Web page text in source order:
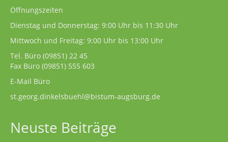
Öffnungszeiten
Dienstag und Donnerstag: 9:00 Uhr bis 11:30 Uhr
Mittwoch und Freitag: 9:00 Uhr bis 13:00 Uhr
Tel. Büro (09851) 22 45
Fax Büro (09851) 555 603
E-Mail Büro
st.georg.dinkelsbuehl@bistum-augsburg.de
Neuste Beiträge